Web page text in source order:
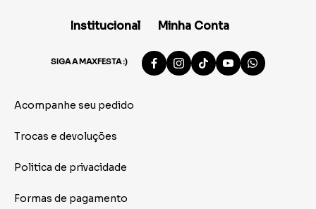
Institucional Minha Conta
SIGA A MAXFESTA :)
Acompanhe seu pedido
Trocas e devoluções
Politica de privacidade
Formas de pagamento